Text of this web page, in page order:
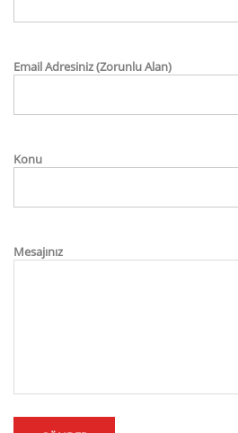
Email Adresiniz (Zorunlu Alan)
Konu
Mesajınız